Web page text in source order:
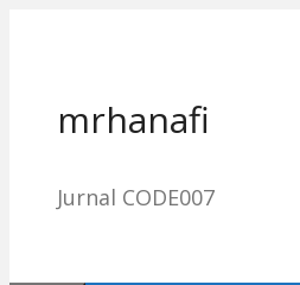
mrhanafi
Jurnal CODE007